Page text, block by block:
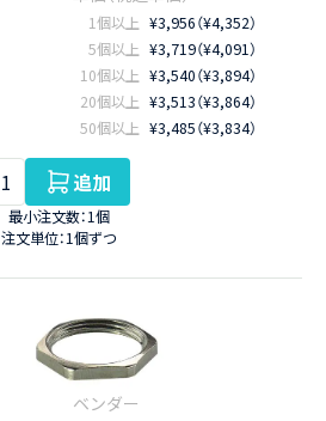
1個以上 ¥3,956（¥4,352）
5個以上 ¥3,719（¥4,091）
10個以上 ¥3,540（¥3,894）
20個以上 ¥3,513（¥3,864）
50個以上 ¥3,485（¥3,834）
追加
最小注文数：1個
注文単位：1個ずつ